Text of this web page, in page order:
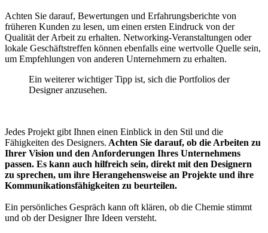
Achten Sie darauf, Bewertungen und Erfahrungsberichte von
früheren Kunden zu lesen, um einen ersten Eindruck von der
Qualität der Arbeit zu erhalten. Networking-Veranstaltungen oder
lokale Geschäftstreffen können ebenfalls eine wertvolle Quelle sein,
um Empfehlungen von anderen Unternehmern zu erhalten.
Ein weiterer wichtiger Tipp ist, sich die Portfolios der
Designer anzusehen.
Jedes Projekt gibt Ihnen einen Einblick in den Stil und die
Fähigkeiten des Designers. Achten Sie darauf, ob die Arbeiten zu
Ihrer Vision und den Anforderungen Ihres Unternehmens
passen. Es kann auch hilfreich sein, direkt mit den Designern
zu sprechen, um ihre Herangehensweise an Projekte und ihre
Kommunikationsfähigkeiten zu beurteilen.
Ein persönliches Gespräch kann oft klären, ob die Chemie stimmt
und ob der Designer Ihre Ideen versteht.